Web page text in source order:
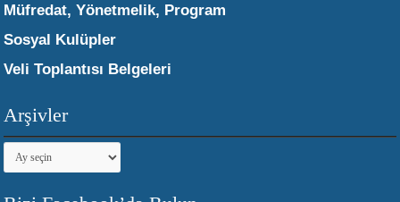
Müfredat, Yönetmelik, Program
Sosyal Kulüpler
Veli Toplantısı Belgeleri
Arşivler
Arşivler